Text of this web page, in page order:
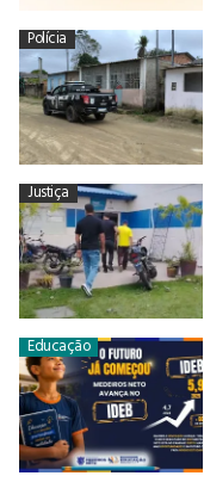
Polícia
Justiça
Educação